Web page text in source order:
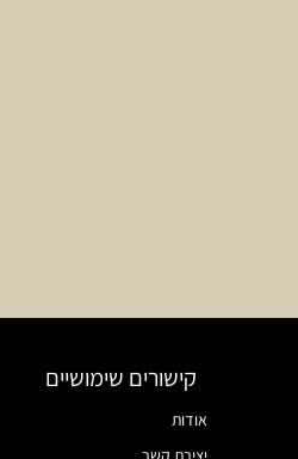
קישורים שימושיים
אודות